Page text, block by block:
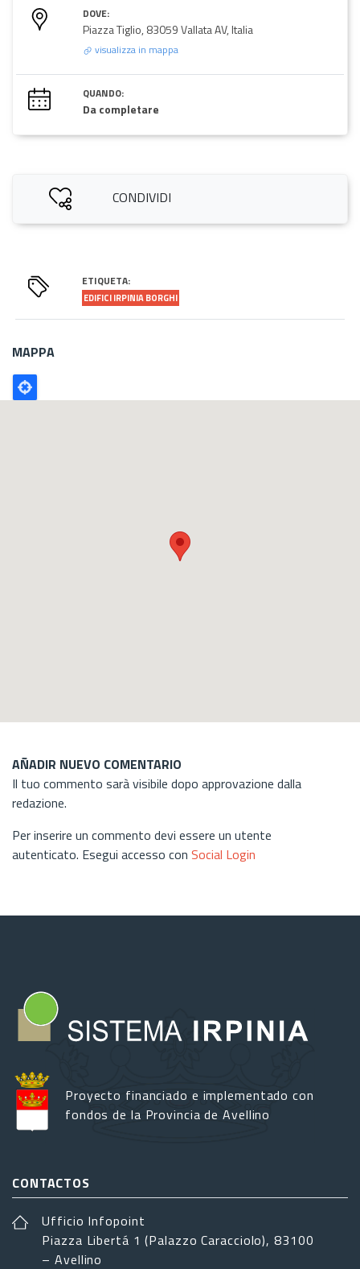
DOVE:
Piazza Tiglio, 83059 Vallata AV, Italia
visualizza in mappa
QUANDO:
Da completare
CONDIVIDI
ETIQUETA:
EDIFICI IRPINIA BORGHI
MAPPA
Poligono
GEO
AÑADIR NUEVO COMENTARIO
Il tuo commento sarà visibile dopo approvazione dalla
redazione.
Per inserire un commento devi essere un utente
autenticato. Esegui accesso con Social Login
Proyecto financiado e implementado con
fondos de la Provincia de Avellino
CONTACTOS
Ufficio Infopoint
Piazza Libertá 1 (Palazzo Caracciolo), 83100
– Avellino